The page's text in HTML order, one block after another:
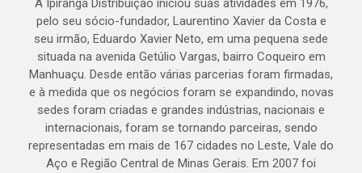
A Ipiranga Distribuição iniciou suas atividades em 1976,
pelo seu sócio-fundador, Laurentino Xavier da Costa e
seu irmão, Eduardo Xavier Neto, em uma pequena sede
situada na avenida Getúlio Vargas, bairro Coqueiro em
Manhuaçu. Desde então várias parcerias foram firmadas,
e à medida que os negócios foram se expandindo, novas
sedes foram criadas e grandes indústrias, nacionais e
internacionais, foram se tornando parceiras, sendo
representadas em mais de 167 cidades no Leste, Vale do
Aço e Região Central de Minas Gerais. Em 2007 foi